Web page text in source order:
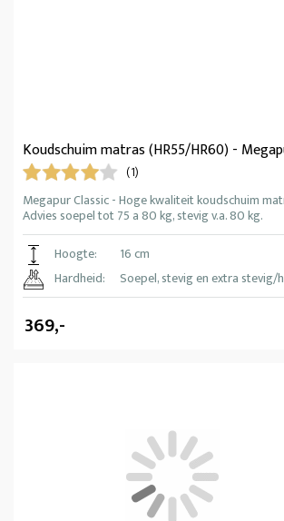
Koudschuim matras (HR55/HR60) -
(1)
Megapur Classic - Hoge kwaliteit koudschuim
Advies soepel tot 75 a 80 kg, stevig v.a. 80 kg.
Hoogte:
16 cm
Hardheid:
Soepel, stevig en extra stevig/
369,-